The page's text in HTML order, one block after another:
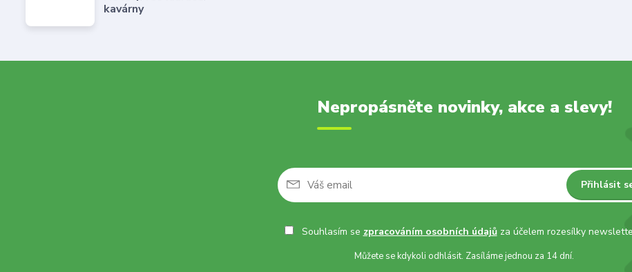
kavárny
Nepropásněte novinky, akce a slevy!
Přihlásit
Souhlasím se zpracováním osobních údajůza účelem rozesílky
Můžete se kdykoli odhlásit. Zasíláme jednou za 14 dní.